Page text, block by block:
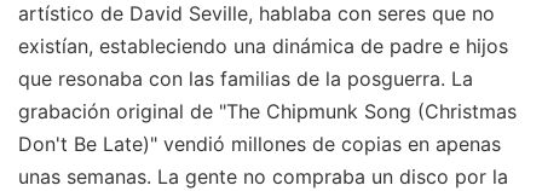
artístico de David Seville, hablaba con seres que no
existían, estableciendo una dinámica de padre e hijos
que resonaba con las familias de la posguerra. La
grabación original de "The Chipmunk Song (Christmas
Don't Be Late)" vendió millones de copias en apenas
unas semanas. La gente no compraba un disco por la